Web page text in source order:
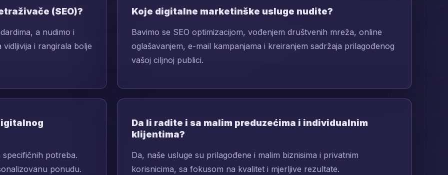
(SEO)?
a nudimo i
i rangirala bolje
Koje digitalne marketinške usluge nudite?
Bavimo se SEO optimizacijom, vođenjem društvenih mreža, online
oglašavanjem, e-mail kampanjama i kreiranjem sadržaja prilagođenog
vašoj ciljnoj publici.
specifičnih potreba.
ponudu.
Da li radite i sa malim preduzećima i individualnim
klijentima?
Da, naše usluge su prilagođene i malim biznisima i privatnim
korisnicima, sa fokusom na kvalitet i mjerljive rezultate.